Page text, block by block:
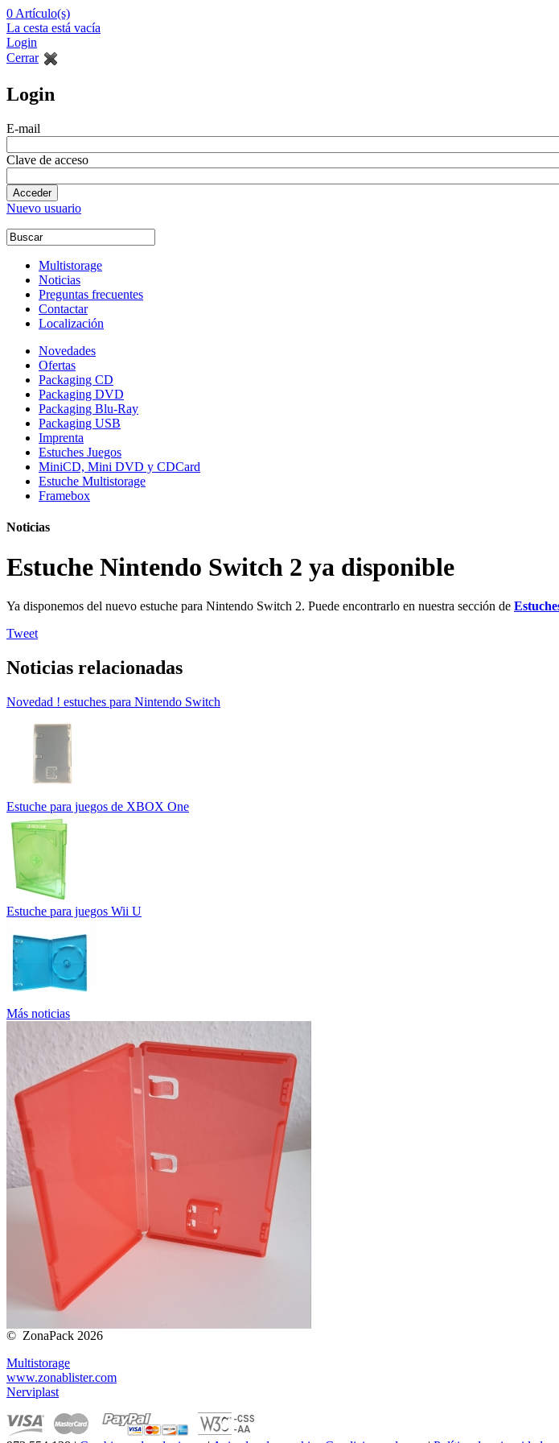
0 Artículo(s)
La cesta está vacía
Login
Cerrar
Login
E-mail
Clave de acceso
Nuevo usuario
Multistorage
Noticias
Preguntas frecuentes
Contactar
Localización
Novedades
Ofertas
Packaging CD
Packaging DVD
Packaging Blu-Ray
Packaging USB
Imprenta
Estuches Juegos
MiniCD, Mini DVD y CDCard
Estuche Multistorage
Framebox
Noticias
Estuche Nintendo Switch 2 ya disponible
Ya disponemos del nuevo estuche para Nintendo Switch 2. Puede encontrarlo en nuestra sección de
Tweet
Noticias relacionadas
Novedad ! estuches para Nintendo Switch
Estuche para juegos de XBOX One
Estuche para juegos Wii U
Más noticias
© ZonaPack 2026
Multistorage
www.zonablister.com
Nerviplast